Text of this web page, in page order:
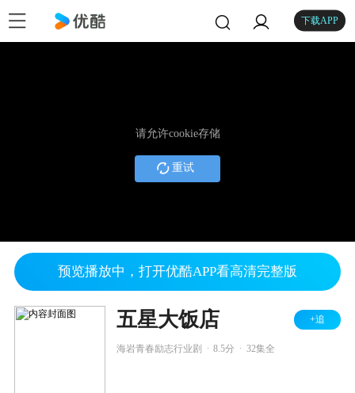
下载APP
请允许cookie存储
重试
预览播放中，打开优酷APP看高清完整版
五星大饭店 +追
海岩青春励志行业剧 8.5分 32集全